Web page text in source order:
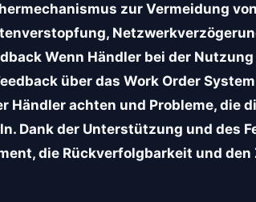
zur Vermeidung
Wenn Händler bei der
über das Work Order
Händler achten und Probleme, die
Dank der Unterstützung und des
die Rückverfolgbarkeit und